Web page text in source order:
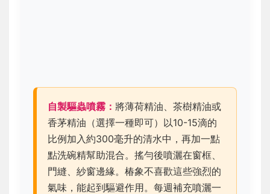
自製驅蟲噴霧： 將薄荷精油、茶樹精油或
香茅精油（選擇一種即可）以10-15滴的
比例加入約300毫升的清水中，再加一點
點洗碗精幫助混合。搖勻後噴灑在窗框、
門縫、紗窗邊緣。椿象不喜歡這些強烈的
氣味，能起到驅避作用。每週補充噴灑一